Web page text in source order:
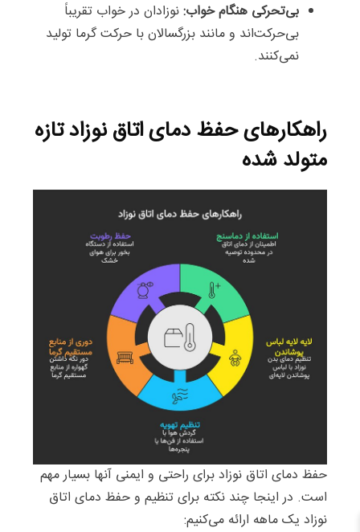
بی‌تحرکی هنگام خواب:نوزادان در خواب تقریباً
بی‌حرکت‌اند و مانند بزرگسالان با حرکت گرما تولید
نمی‌کنند.
راهکارهای حفظ دمای اتاق نوزاد تازه
متولد شده
حفظ دمای اتاق نوزاد برای راحتی و ایمنی آنها بسیار مهم
است. در اینجا چند نکته برای تنظیم و حفظ دمای اتاق
نوزاد یک ماهه ارائه می‌کنیم: